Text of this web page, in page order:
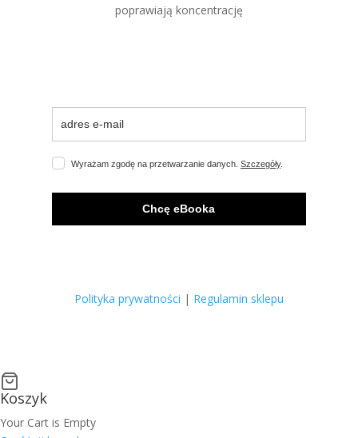
poprawiają koncentrację
Wyrażam zgodę na przetwarzanie danych. Szczegóły.
Chcę eBooka
Polityka prywatności | Regulamin sklepu
Koszyk
Your Cart is Empty